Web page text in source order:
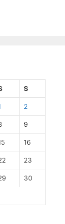
S
2
9
16
23
30